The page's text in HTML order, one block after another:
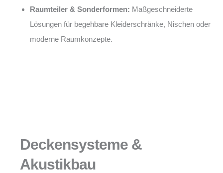
Raumteiler & Sonderformen: Maßgeschneiderte
Lösungen für begehbare Kleiderschränke, Nischen oder
moderne Raumkonzepte.
Deckensysteme &
Akustikbau